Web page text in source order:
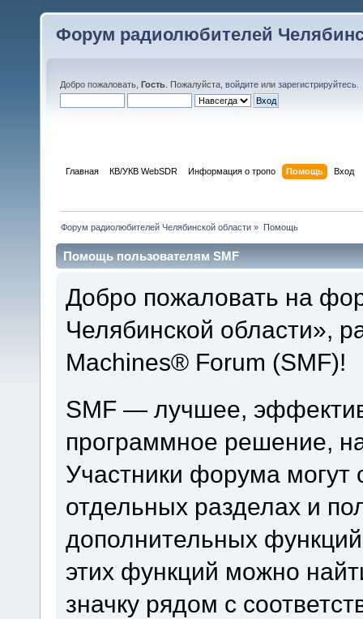
Форум радиолюбителей
Добро пожаловать, Гость . Пожалуйста, войдите или зарегистрируйтесь
Главная КВ/УКВ WebSDR Информация о тропо Помощь Вход
Форум радиолюбителей Челябинской области » Помощь
Помощь пользователям SMF
Добро пожаловать на
Челябинской области»,
Machines® Forum (SMF)!
SMF — лучшее,
программное решение,
Участники форума
отдельных разделах и
дополнительных
этих функций можно
значку рядом с